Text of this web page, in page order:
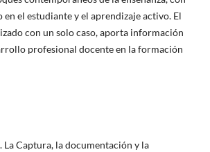
el estudiante y el aprendizaje activo. El
con un solo caso, aporta información
profesional docente en la formación
La Captura, la documentación y la